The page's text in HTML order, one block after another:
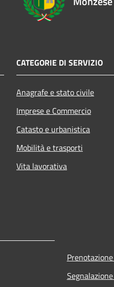
CATEGORIE DI SERVIZIO
Anagrafe e stato civile
Imprese e Commercio
Catasto e urbanistica
Mobilità e trasporti
Vita lavorativa